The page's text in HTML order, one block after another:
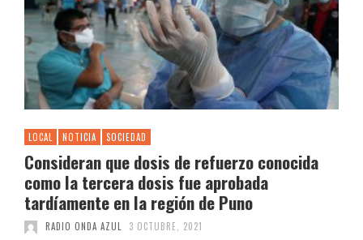
LOCAL NOTICIA SOCIEDAD
Consideran que dosis de refuerzo conocida
como la tercera dosis fue aprobada
tardíamente en la región de Puno
RADIO ONDA AZUL 3 OCTUBRE, 2021